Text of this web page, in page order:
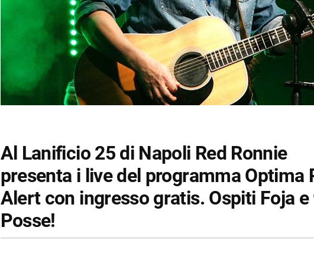
Al Lanificio 25 di Napoli Red Ronnie
presenta i live del programma Optima
Alert con ingresso gratis. Ospiti Foja e
Posse!